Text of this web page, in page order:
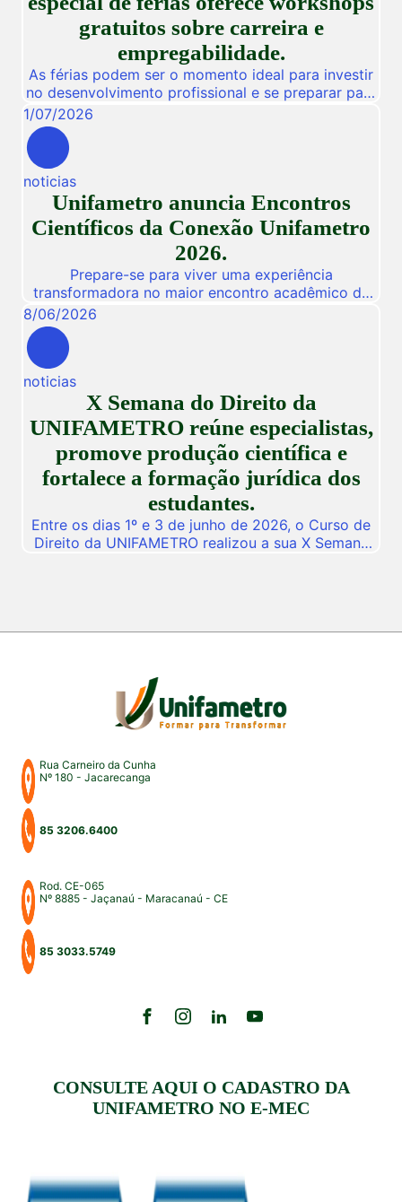
gratuitos sobre carreira e
empregabilidade.
As férias podem ser o momento ideal para investir
no desenvolvimento profissional e se preparar para
novas oportunidades no mercado de trabalho.
Pensando nisso, a Unifametro Carreiras promoverá,
de 27 a 31 de julho, o Impulsiona Carreiras, uma
programação especial de férias composta por
workshops online e gratuitos voltados para alunos,
egressos e público interessado. […]
1/07/2026
noticias
Unifametro anuncia Encontros
Científicos da Conexão Unifametro
2026.
Prepare-se para viver uma experiência
transformadora no maior encontro acadêmico da
nossa instituição! De 03 a 05 de Novembro de
2026, a Unifametro abre suas portas para a
Conexão Unifametro 2026, um evento presencial
dedicado a fomentar a inovação, a troca de
vivências profissionais e a disseminação de
descobertas científicas. Com o propósito central
de […]
8/06/2026
noticias
X Semana do Direito da
UNIFAMETRO reúne especialistas,
promove produção científica e
fortalece a formação jurídica dos
estudantes.
Entre os dias 1º e 3 de junho de 2026, o Curso de
Direito da UNIFAMETRO realizou a sua X Semana
professores, profissionais do Direito e convidados
Rua Carneiro da Cunha
Nº 180 - Jacarecanga
85 3206.6400
Rod. CE-065
Nº 8885 - Jaçanaú - Maracanaú - CE
85 3033.5749
CONSULTE AQUI O CADASTRO DA
UNIFAMETRO NO E-MEC